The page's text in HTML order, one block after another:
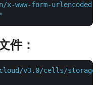
www-form-urlencoded"
件：
v3.0/cells/